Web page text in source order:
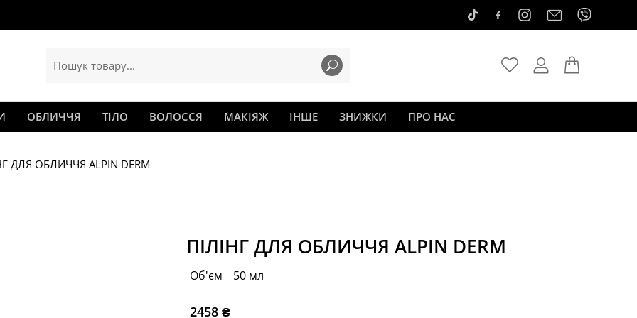
ОБЛИЧЧЯ ТІЛО ВОЛОССЯ МАКІЯЖ ІНШЕ ЗНИЖКИ ПРО НАС
ДЛЯ ОБЛИЧЧЯ ALPIN DERM
ПІЛІНГ ДЛЯ ОБЛИЧЧЯ ALPIN DERM
Об'єм 50 мл
2458 ₴